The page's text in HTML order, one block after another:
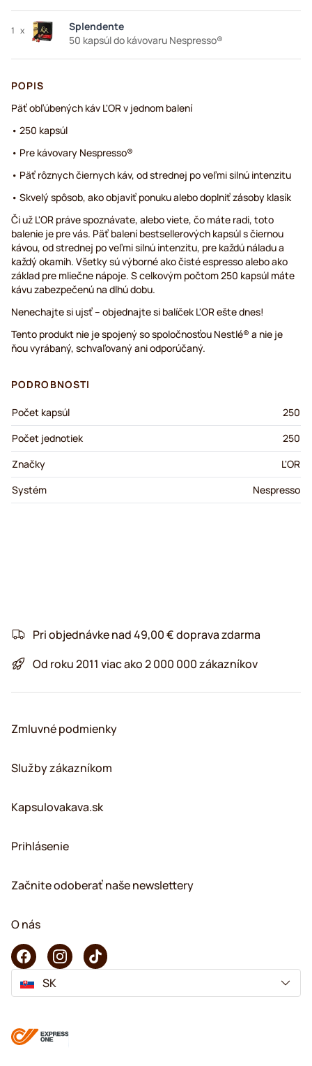
1 x
Splendente
50 kapsúl do kávovaru Nespresso®
POPIS
Päť obľúbených káv L'OR v jednom balení
• 250 kapsúl
• Pre kávovary Nespresso®
• Päť rôznych čiernych káv, od strednej po veľmi silnú intenzitu
• Skvelý spôsob, ako objaviť ponuku alebo doplniť zásoby klasík
Či už L'OR práve spoznávate, alebo viete, čo máte radi, toto
balenie je pre vás. Päť balení bestsellerových kapsúl s čiernou
kávou, od strednej po veľmi silnú intenzitu, pre každú náladu a
každý okamih. Všetky sú výborné ako čisté espresso alebo ako
základ pre mliečne nápoje. S celkovým počtom 250 kapsúl máte
kávu zabezpečenú na dlhú dobu.
Nenechajte si ujsť – objednajte si balíček L'OR ešte dnes!
Tento produkt nie je spojený so spoločnosťou Nestlé® a nie je
ňou vyrábaný, schvaľovaný ani odporúčaný.
PODROBNOSTI
Počet kapsúl
250
Počet jednotiek
250
Značky
L'OR
Systém
Nespresso
Pri objednávke nad 49,00 € doprava zdarma
Od roku 2011 viac ako 2 000 000 zákazníkov
Zmluvné podmienky
Služby zákazníkom
Kapsulovakava.sk
Prihlásenie
Začnite odoberať naše newslettery
O nás
SK